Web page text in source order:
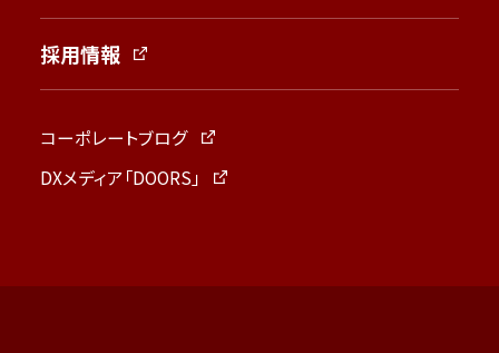
採用情報
コーポレートブログ
DXメディア「DOORS」